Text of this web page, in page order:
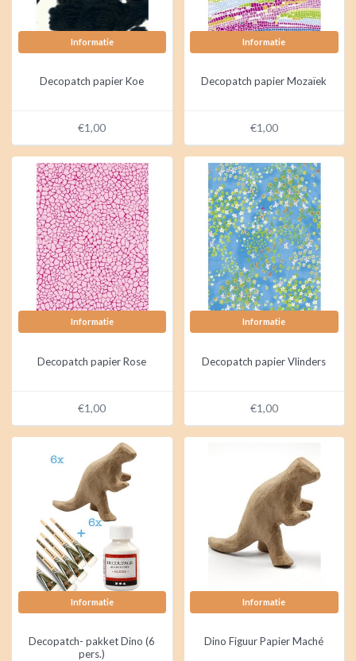
Informatie
Decopatch papier Koe
€1,00
Informatie
Decopatch papier Mozaïek
€1,00
Informatie
Decopatch papier Rose
€1,00
Informatie
Decopatch papier Vlinders
€1,00
Informatie
Decopatch- pakket Dino (6
pers.)
Informatie
Dino Figuur Papier Maché